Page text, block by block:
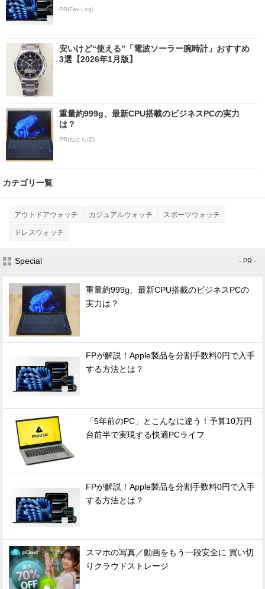
PR(Fav-Log)
安いけど“使える”「電波ソーラー腕時計」おすすめ
3選【2026年1月版】
重量約999g、最新CPU搭載のビジネスPCの実力
は？
PR(ねとらぼ)
カテゴリ一覧
アウトドアウォッチ カジュアルウォッチ スポーツウォッチ
ドレスウォッチ
Special - PR -
重量約999g、最新CPU搭載のビジネスPCの
実力は？
FPが解説！Apple製品を分割手数料0円で入手
する方法とは？
「5年前のPC」とこんなに違う！予算10万円
台前半で実現する快適PCライフ
FPが解説！Apple製品を分割手数料0円で入手
する方法とは？
スマホの写真／動画をもう一段安全に 買い切
りクラウドストレージ